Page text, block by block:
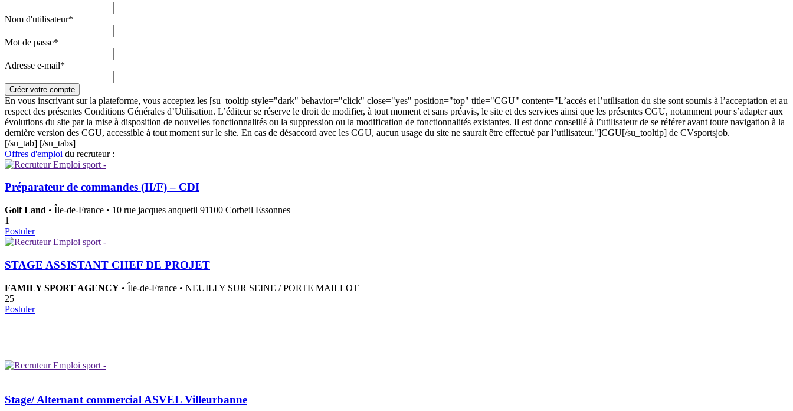
Nom d'utilisateur*
Mot de passe*
Adresse e-mail*
En vous inscrivant sur la plateforme, vous acceptez les [su_tooltip style="dark" behavior="click" close="yes" position="top" title="CGU" content="L’accès et l’utilisation du site sont soumis à l’acceptation et au
respect des présentes Conditions Générales d’Utilisation. L’éditeur se réserve le droit de modifier, à tout moment et sans préavis, le site et des services ainsi que les présentes CGU, notamment pour s’adapter aux
évolutions du site par la mise à disposition de nouvelles fonctionnalités ou la suppression ou la modification de fonctionnalités existantes. Il est donc conseillé à l’utilisateur de se référer avant toute navigation à la
dernière version des CGU, accessible à tout moment sur le site. En cas de désaccord avec les CGU, aucun usage du site ne saurait être effectué par l’utilisateur."]CGU[/su_tooltip] de CVsportsjob.
[/su_tab] [/su_tabs]
Offres d'emploi du recruteur :
Préparateur de commandes (H/F) – CDI
Golf Land • Île-de-France • 10 rue jacques anquetil 91100 Corbeil Essonnes
1
Postuler
STAGE ASSISTANT CHEF DE PROJET
FAMILY SPORT AGENCY • Île-de-France • NEUILLY SUR SEINE / PORTE MAILLOT
25
Postuler
Stage/ Alternant commercial ASVEL Villeurbanne